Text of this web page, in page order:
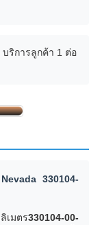
บริการลูกค้า 1 ต่อ
330104-
เมตร330104-00-